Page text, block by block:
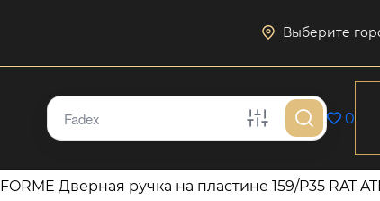
Выберите
0
FORME Дверная ручка на пластине 159/P35 RAT